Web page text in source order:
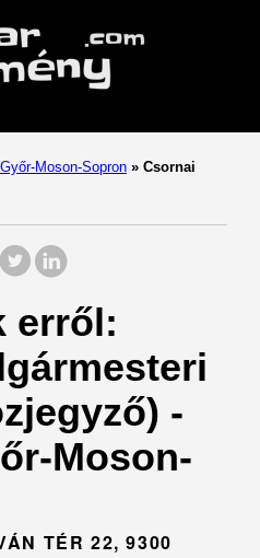
Győr-Moson-Sopron » Csornai
erről:
-
Moson-
TÉR 22, 9300